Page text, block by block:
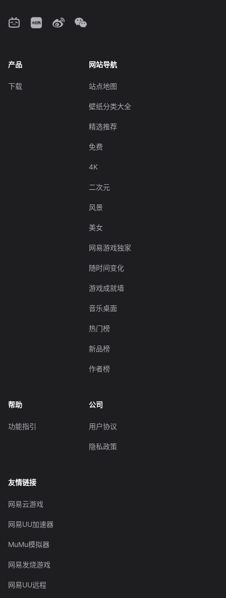
产品
下载
网站导航
站点地图
壁纸分类大全
精选推荐
免费
4K
二次元
风景
美女
网易游戏独家
随时间变化
游戏成就墙
音乐桌面
热门榜
新品榜
作者榜
帮助
功能指引
公司
用户协议
隐私政策
友情链接
网易云游戏
网易UU加速器
MuMu模拟器
网易发烧游戏
网易UU远程